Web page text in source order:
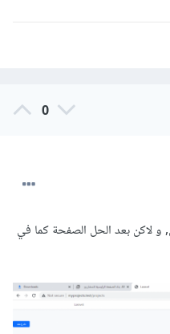
0
لاكن بعد الحل الصفحة كما في